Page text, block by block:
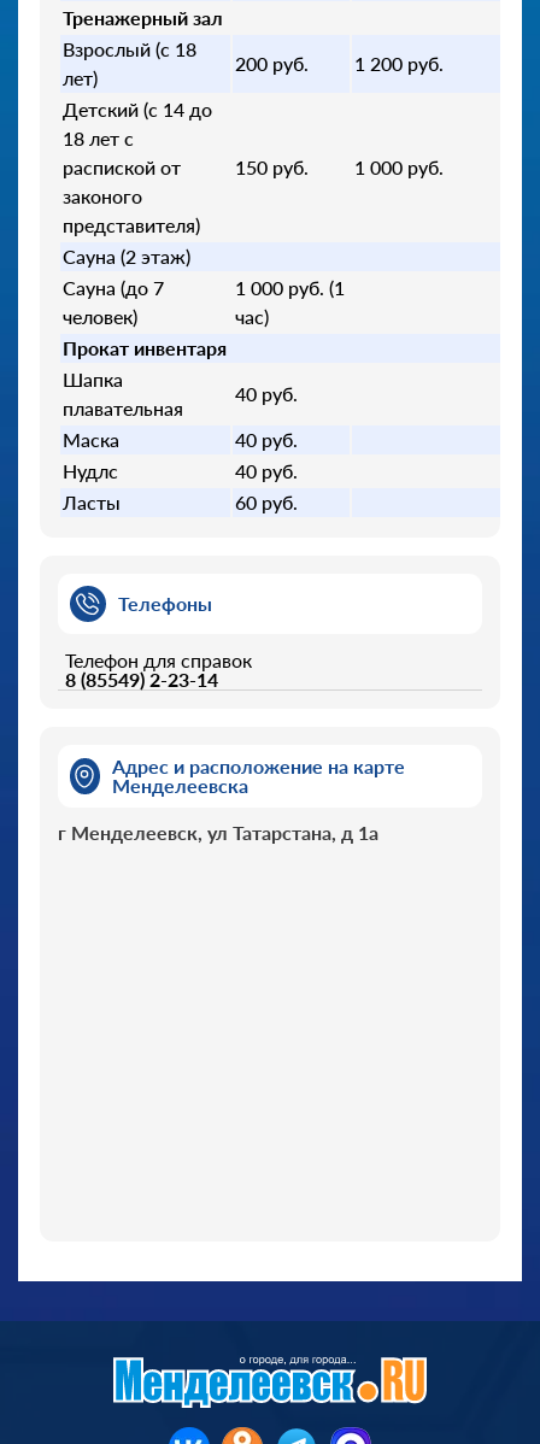
Тренажерный зал
Взрослый (с 18
лет)
200 руб.
1 200 руб.
Детский (с 14 до
18 лет с
распиской от
законого
представителя)
150 руб. 1 000 руб.
Сауна (2 этаж)
Сауна (до 7
человек)
1 000 руб. (1
час)
Прокат инвентаря
Шапка
плавательная
40 руб.
Маска
40 руб.
Нудлс
40 руб.
Ласты
60 руб.
Телефоны
Телефон для справок
8 (85549) 2-23-14
Адрес и расположение на карте
Менделеевска
г Менделеевск, ул Татарстана, д 1а